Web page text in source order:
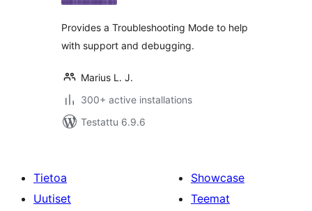
Provides a Troubleshooting Mode to help
with support and debugging.
Marius L. J.
300+ active installations
Testattu 6.9.6
Tietoa
Uutiset
Showcase
Teemat